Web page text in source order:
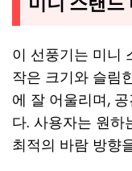
이 선풍기는 미니
작은 크기와 슬림
에 잘 어울리며,
다. 사용자는 원하
최적의 바람 방향